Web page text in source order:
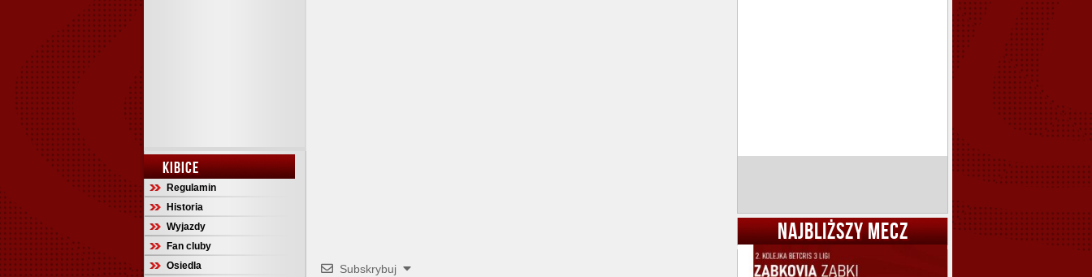
KIBICE
Regulamin
Historia
Wyjazdy
Fan cluby
Osiedla
Subskrybuj
NAJBLIŻSZY MECZ